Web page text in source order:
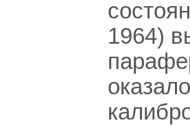
1964)